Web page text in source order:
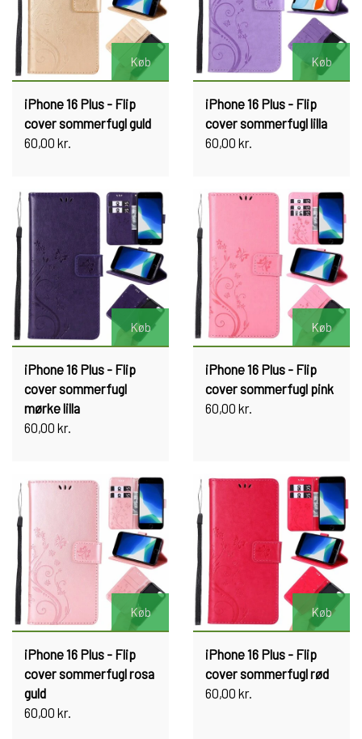
Køb
iPhone 16 Plus - Flip
cover sommerfugl guld
60,00 kr.
Køb
iPhone 16 Plus - Flip
cover sommerfugl lilla
60,00 kr.
Køb
iPhone 16 Plus - Flip
cover sommerfugl
mørke lilla
60,00 kr.
Køb
iPhone 16 Plus - Flip
cover sommerfugl pink
60,00 kr.
Køb
iPhone 16 Plus - Flip
cover sommerfugl rosa
guld
60,00 kr.
Køb
iPhone 16 Plus - Flip
cover sommerfugl rød
60,00 kr.